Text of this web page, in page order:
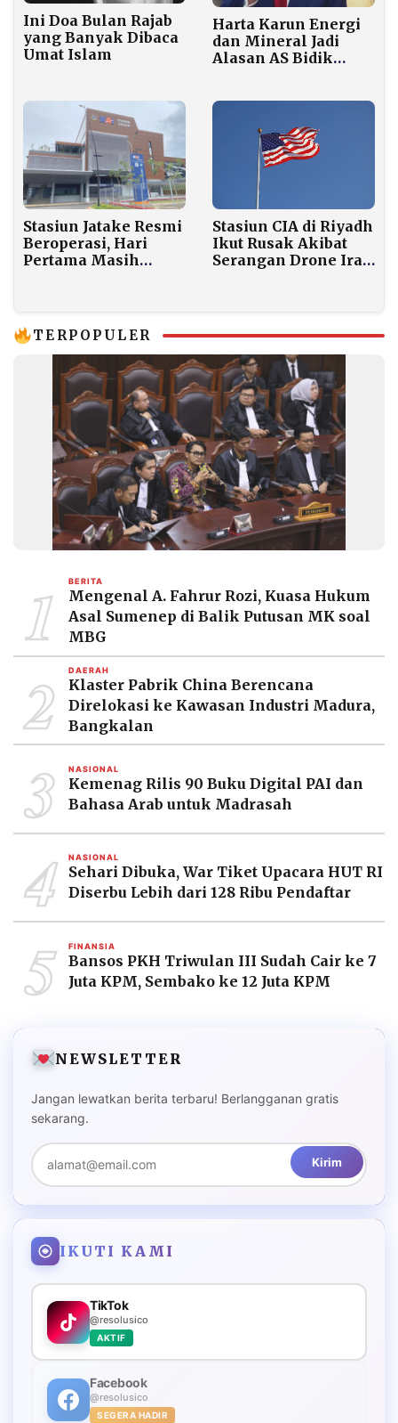
Ini Doa Bulan Rajab
yang Banyak Dibaca
Umat Islam
Harta Karun Energi
dan Mineral Jadi
Alasan AS Bidik
Stasiun Jatake Resmi
Beroperasi, Hari
Pertama Masih
Stasiun CIA di Riyadh
Ikut Rusak Akibat
Serangan Drone Iran
TERPOPULER
1 BERITA
Mengenal A. Fahrur Rozi, Kuasa Hukum
Asal Sumenep di Balik Putusan MK soal
MBG
2 DAERAH
Klaster Pabrik China Berencana
Direlokasi ke Kawasan Industri Madura,
Bangkalan
3 NASIONAL
Kemenag Rilis 90 Buku Digital PAI dan
Bahasa Arab untuk Madrasah
4 NASIONAL
Sehari Dibuka, War Tiket Upacara HUT RI
Diserbu Lebih dari 128 Ribu Pendaftar
5 FINANSIA
Bansos PKH Triwulan III Sudah Cair ke 7
Juta KPM, Sembako ke 12 Juta KPM
NEWSLETTER
Jangan lewatkan berita terbaru! Berlangganan gratis
sekarang.
Kirim
IKUTI KAMI
TikTok
@resolusico
AKTIF
Facebook
@resolusico
SEGERA HADIR